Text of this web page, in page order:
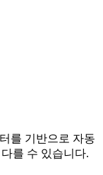
를 기반으로 자동
를 수 있습니다.